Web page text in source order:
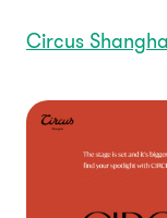
Circus